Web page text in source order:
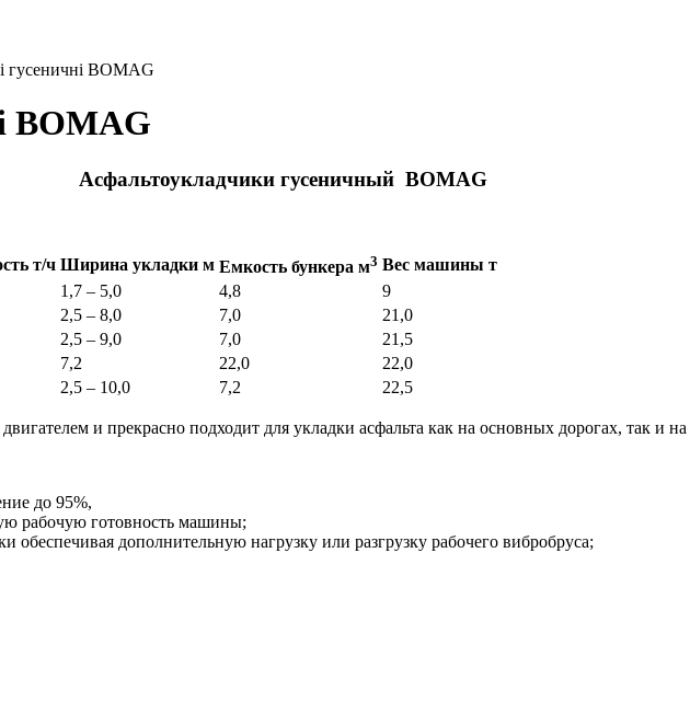
гусеничні BOMAG
BOMAG
Асфальтоукладчики гусеничный BOMAG
т/ч Ширина укладки м Емкость бункера м3 Вес машины т
1,7 – 5,0 4,8
9
2,5 – 8,0 7,0
21,0
2,5 – 9,0 7,0
21,5
7,2 22,0
22,0
2,5 – 10,0 7,2 22,5
и прекрасно подходит для укладки асфальта как на основных дорогах, так и на
до 95%,
рабочую готовность машины;
обеспечивая дополнительную нагрузку или разгрузку рабочего вибробруса;